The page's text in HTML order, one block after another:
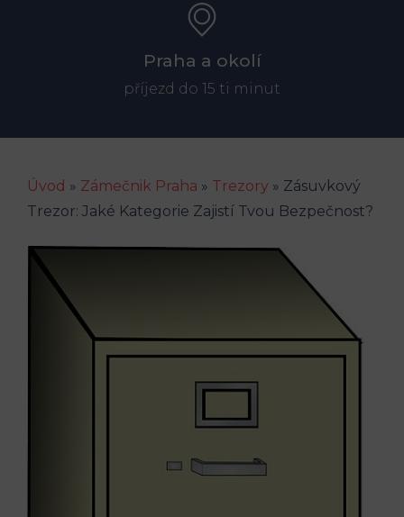
Praha a okolí
příjezd do 15 ti minut
Úvod » Zámečnik Praha » Trezory » Zásuvkový
Trezor: Jaké Kategorie Zajistí Tvou Bezpečnost?